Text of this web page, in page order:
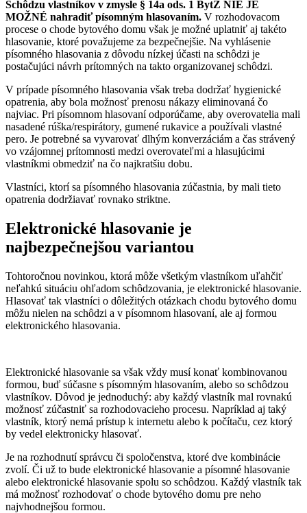
Schôdzu vlastníkov v zmysle § 14a ods. 1 BytZ NIE JE
MOŽNÉ nahradiť písomným hlasovaním. V rozhodovacom
procese o chode bytového domu však je možné uplatniť aj takéto
hlasovanie, ktoré považujeme za bezpečnejšie. Na vyhlásenie
písomného hlasovania z dôvodu nízkej účasti na schôdzi je
postačujúci návrh prítomných na takto organizovanej schôdzi.
V prípade písomného hlasovania však treba dodržať hygienické
opatrenia, aby bola možnosť prenosu nákazy eliminovaná čo
najviac. Pri písomnom hlasovaní odporúčame, aby overovatelia mali
nasadené rúška/respirátory, gumené rukavice a používali vlastné
pero. Je potrebné sa vyvarovať dlhým konverzáciám a čas strávený
vo vzájomnej prítomnosti medzi overovateľmi a hlasujúcimi
vlastníkmi obmedziť na čo najkratšiu dobu.
Vlastníci, ktorí sa písomného hlasovania zúčastnia, by mali tieto
opatrenia dodržiavať rovnako striktne.
Elektronické hlasovanie je
najbezpečnejšou variantou
Tohtoročnou novinkou, ktorá môže všetkým vlastníkom uľahčiť
neľahkú situáciu ohľadom schôdzovania, je elektronické hlasovanie.
Hlasovať tak vlastníci o dôležitých otázkach chodu bytového domu
môžu nielen na schôdzi a v písomnom hlasovaní, ale aj formou
elektronického hlasovania.
Elektronické hlasovanie sa však vždy musí konať kombinovanou
formou, buď súčasne s písomným hlasovaním, alebo so schôdzou
vlastníkov. Dôvod je jednoduchý: aby každý vlastník mal rovnakú
možnosť zúčastniť sa rozhodovacieho procesu. Napríklad aj taký
vlastník, ktorý nemá prístup k internetu alebo k počítaču, cez ktorý
by vedel elektronicky hlasovať.
Je na rozhodnutí správcu či spoločenstva, ktoré dve kombinácie
zvolí. Či už to bude elektronické hlasovanie a písomné hlasovanie
alebo elektronické hlasovanie spolu so schôdzou. Každý vlastník tak
má možnosť rozhodovať o chode bytového domu pre neho
najvhodnejšou formou.